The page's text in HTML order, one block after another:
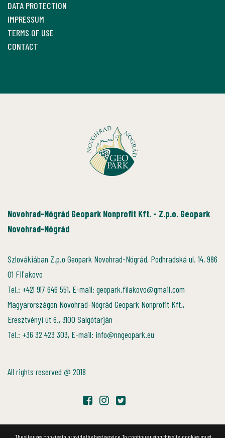
DATA PROTECTION
IMPRESSUM
TERMS OF USE
CONTACT
Novohrad-Nógrád Geopark Nonprofit Kft. - Z.p.o. Geopark
Novohrad-Nógrád
Szlovákiában Z.p.o Geopark Novohrad-Nógrád, Podhradská ul. 14, 986
01 Fiľakovo
Tel.: +421 917 646 551, E-mail: geopark.filakovo@gmail.com
Magyarországon Novohrad-Nógrád Geopark Nonprofit Kft.,
Eresztvényi út 6., 3100 Salgótarján
Tel.: +36 32 423 303, E-mail: info@nngeopark.eu
All rights reserved @ 2018
The site uses cookies to provide the best service. To continue using this site, cookies must